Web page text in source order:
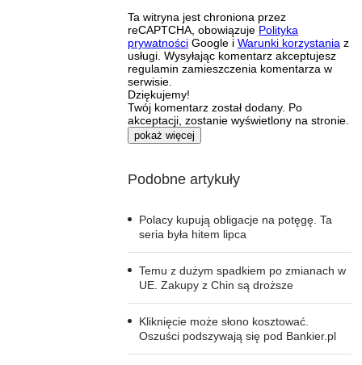
Ta witryna jest chroniona przez
reCAPTCHA, obowiązuje Polityka
prywatności Google i Warunki korzystania z
usługi. Wysyłając komentarz akceptujesz
regulamin zamieszczenia komentarza w
serwisie.
Dziękujemy!
Twój komentarz został dodany. Po
akceptacji, zostanie wyświetlony na stronie.
pokaż więcej
Podobne artykuły
Polacy kupują obligacje na potęgę. Ta
seria była hitem lipca
Temu z dużym spadkiem po zmianach w
UE. Zakupy z Chin są droższe
Kliknięcie może słono kosztować.
Oszuści podszywają się pod Bankier.pl